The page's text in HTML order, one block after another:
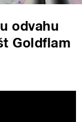
odvahu
Goldflam